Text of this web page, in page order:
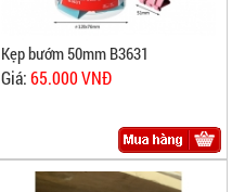
Kẹp bướm 50mm B3631
Giá:65.000 VNĐ